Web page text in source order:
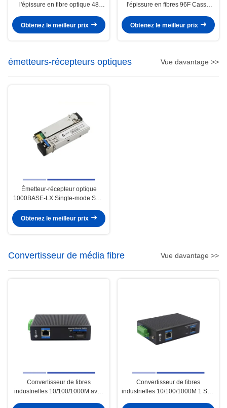
l'épissure en fibre optique 48
Obtenez le meilleur prix
l'épissure en fibres 96F Casse
Obtenez le meilleur prix
émetteurs-récepteurs optiques Vue davantage >>
Émetteur-récepteur optique
1000BASE-LX Single-mode SMF
Obtenez le meilleur prix
Convertisseur de média fibre Vue davantage >>
Convertisseur de fibres
industrielles 10/100/1000M avec
Convertisseur de fibres
industrielles 10/100/1000M 1 SFP